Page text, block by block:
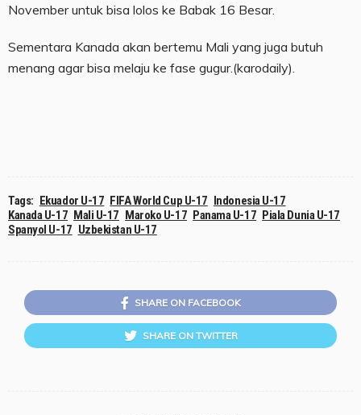
November untuk bisa lolos ke Babak 16 Besar.
Sementara Kanada akan bertemu Mali yang juga butuh
menang agar bisa melaju ke fase gugur.(karodaily).
Tags: Ekuador U-17 FIFA World Cup U-17 Indonesia U-17
Kanada U-17 Mali U-17 Maroko U-17 Panama U-17 Piala Dunia U-17
Spanyol U-17 Uzbekistan U-17
SHARE ON FACEBOOK
SHARE ON TWITTER